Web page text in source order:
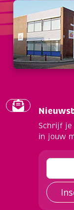
Schrijf je
in jouw